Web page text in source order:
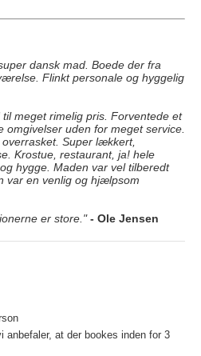
dansk mad. Boede der fra
Flinkt personale og hyggelig
meget rimelig pris. Forventede et
omgivelser uden for meget service.
Super lækkert,
Krostue, restaurant, ja! hele
hygge. Maden var vel tilberedt
var en venlig og hjælpsom
er store."- Ole Jensen
anbefaler, at der bookes inden for 3